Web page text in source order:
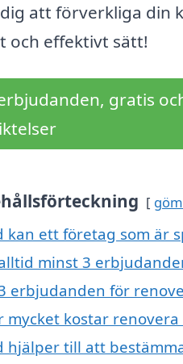
att förverkliga din
och effektivt sätt!
gratis
kan ett företag som är
minst 3
erbjudanden för
mycket kostar renovera
hjälper till att